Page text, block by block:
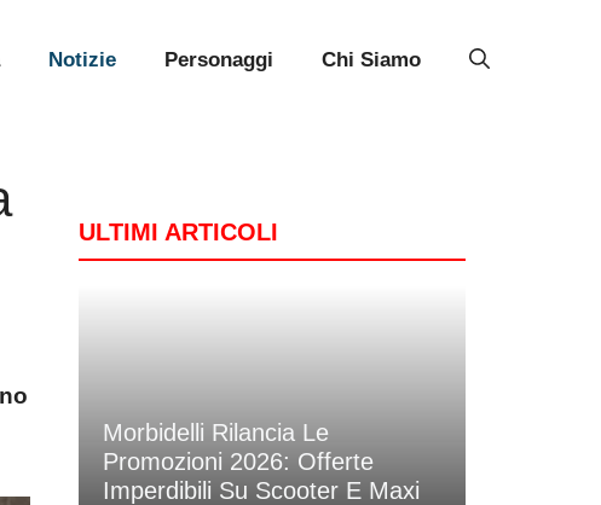
Notizie Personaggi Chi Siamo
ULTIMI ARTICOLI
Morbidelli Rilancia Le
Promozioni 2026: Offerte
Imperdibili Su Scooter E Maxi